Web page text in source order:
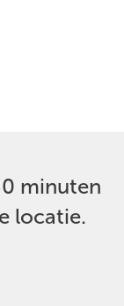
minuten
locatie.